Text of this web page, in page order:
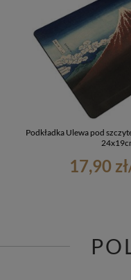
Podkładka Ulewa pod
17,90 zł